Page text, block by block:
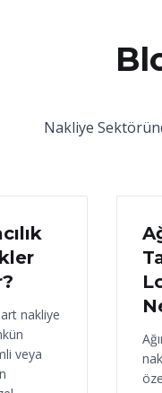
Nakliye
nakliye
veya